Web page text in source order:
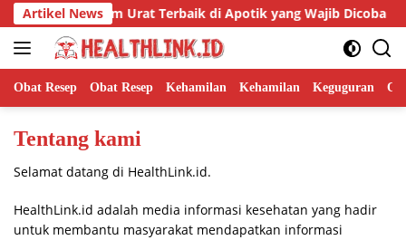
Langsung
ke
konten
Artikel News
7 Obat Asam Urat Terbaik di Apotik yang Wajib Dicoba
Obat Resep Obat Resep Kehamilan Kehamilan Keguguran
Tentang kami
Selamat datang di HealthLink.id.
HealthLink.id adalah media informasi kesehatan yang hadir
untuk membantu masyarakat mendapatkan informasi